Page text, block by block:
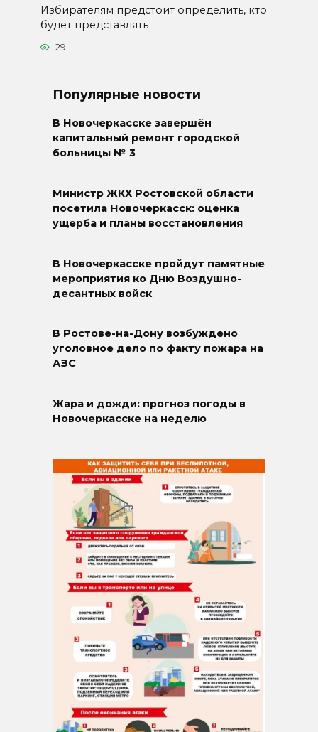
Избирателям предстоит определить, кто
будет представлять
29
Популярные новости
В Новочеркасске завершён
капитальный ремонт городской
больницы № 3
Министр ЖКХ Ростовской области
посетила Новочеркасск: оценка
ущерба и планы восстановления
В Новочеркасске пройдут памятные
мероприятия ко Дню Воздушно-
десантных войск
В Ростове-на-Дону возбуждено
уголовное дело по факту пожара на
АЗС
Жара и дожди: прогноз погоды в
Новочеркасске на неделю